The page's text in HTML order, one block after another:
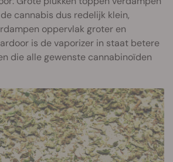
cannabis dus redelijk klein,
oppervlak groter en
is de vaporizer in staat betere
die alle gewenste cannabinoïden